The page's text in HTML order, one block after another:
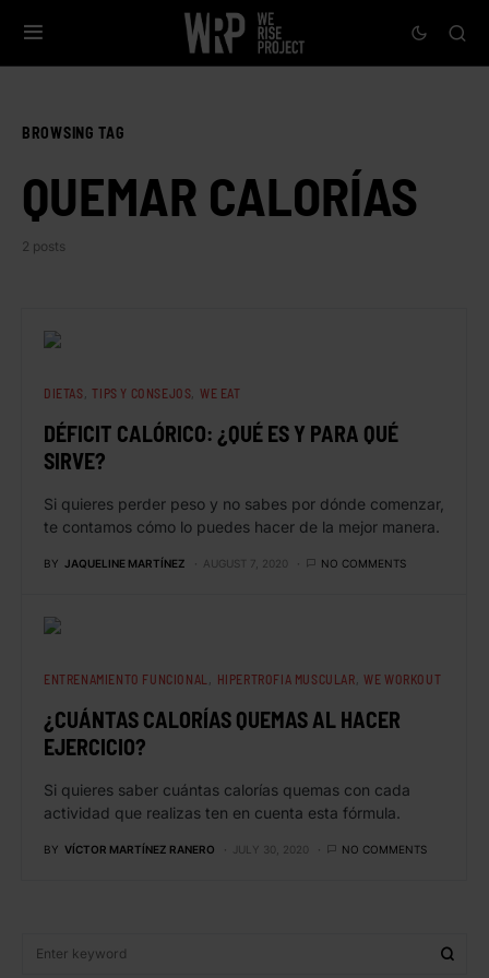
BROWSING TAG
QUEMAR CALORÍAS
2 posts
DIETAS TIPS Y CONSEJOS WE EAT
DÉFICIT CALÓRICO: ¿QUÉ ES Y PARA QUÉ
SIRVE?
Si quieres perder peso y no sabes por dónde comenzar,
te contamos cómo lo puedes hacer de la mejor manera.
BY JAQUELINE MARTÍNEZ AUGUST 7, 2020 NO COMMENTS
ENTRENAMIENTO FUNCIONAL HIPERTROFIA MUSCULAR WE WORKOUT
¿CUÁNTAS CALORÍAS QUEMAS AL HACER
EJERCICIO?
Si quieres saber cuántas calorías quemas con cada
actividad que realizas ten en cuenta esta fórmula.
BY VÍCTOR MARTÍNEZ RANERO JULY 30, 2020 NO COMMENTS